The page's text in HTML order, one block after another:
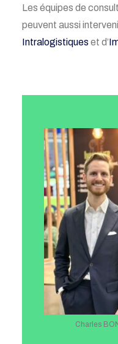
Les équipes de
peuvent aussi
Intralogistiques et d’
Charles